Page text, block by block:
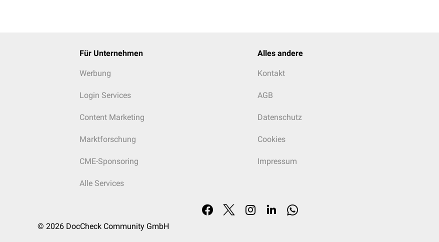
Für Unternehmen
Werbung
Login Services
Content Marketing
Marktforschung
CME-Sponsoring
Alle Services
Alles andere
Kontakt
AGB
Datenschutz
Cookies
Impressum
© 2026 DocCheck Community GmbH